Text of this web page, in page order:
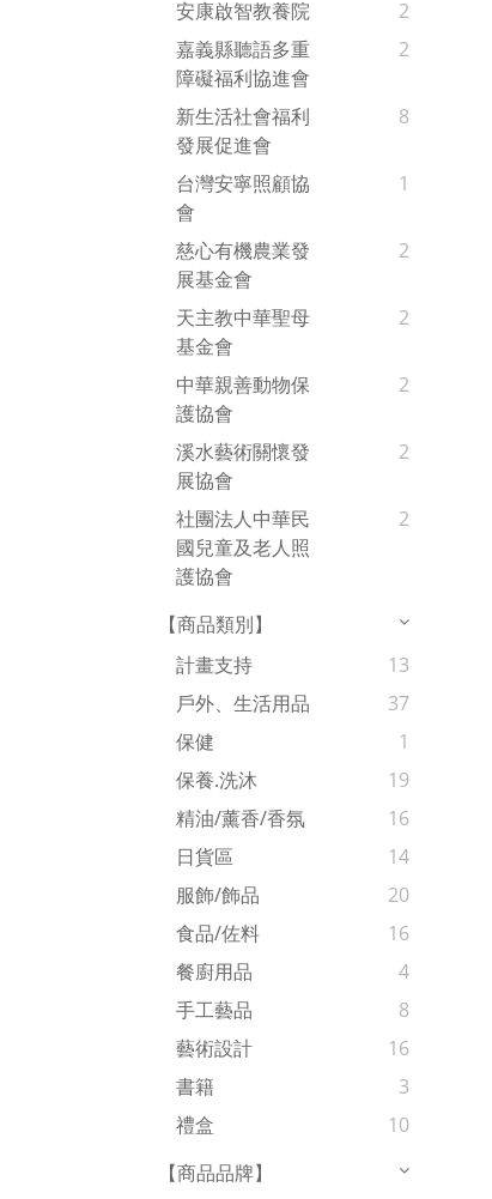
安康啟智教養院
2
嘉義縣聽語多重
障礙福利協進會
2
新生活社會福利
發展促進會
8
台灣安寧照顧協
會
1
慈心有機農業發
展基金會
2
天主教中華聖母
基金會
2
中華親善動物保
護協會
2
溪水藝術關懷發
展協會
2
社團法人中華民
國兒童及老人照
護協會
2
【商品類別】
計畫支持
13
戶外、生活用品
37
保健
1
保養.洗沐
19
精油/薰香/香氛
16
日貨區
14
服飾/飾品
20
食品/佐料
16
餐廚用品
4
手工藝品
8
藝術設計
16
書籍
3
禮盒
10
【商品品牌】